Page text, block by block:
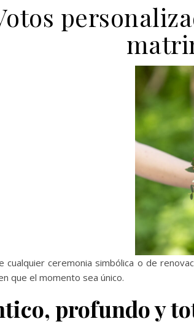
cualquier ceremonia simbólica o de
que el momento sea único.
profundo y